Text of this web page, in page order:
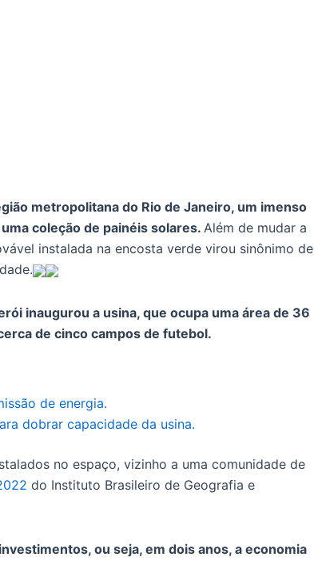
metropolitana do Rio de Janeiro, um imenso
coleção de painéis solares. Além de mudar a
instalada na encosta verde virou sinônimo de
inaugurou a usina, que ocupa uma área de 36
de cinco campos de futebol.
de energia.
dobrar capacidade da usina.
no espaço, vizinho a uma comunidade de
do Instituto Brasileiro de Geografia e
ou seja, em dois anos, a economia